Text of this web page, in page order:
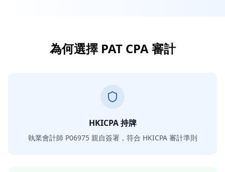
為何選擇 PAT CPA 審計
HKICPA 持牌
執業會計師 P06975 親自簽署，符合 HKICPA 審計準則